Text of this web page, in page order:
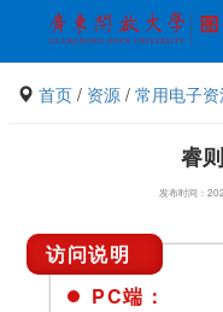
首页 / 资源 / 常用电子
睿
发布时间：
访问说明
PC端：